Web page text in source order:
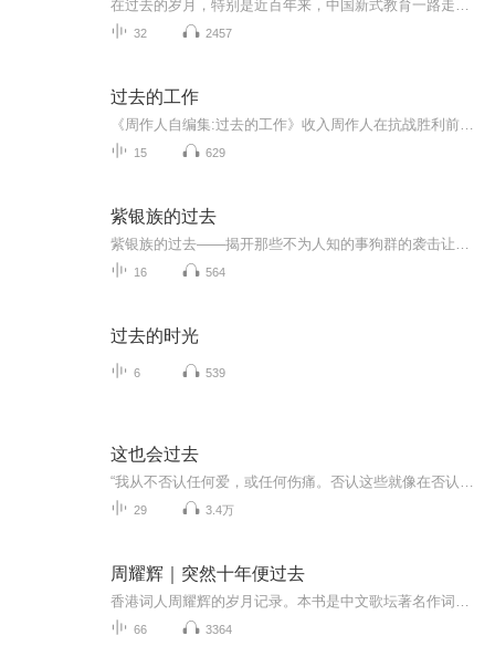
32 2457
过去的工作
15 629
紫银族的过去
16 564
过去的时光
6 539
这也会过去
29 3.4万
周耀辉｜突然十年便过去
66 3364